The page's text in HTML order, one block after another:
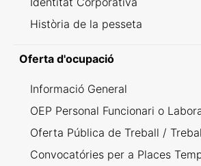
Història de la pesseta
Oferta d'ocupació
Informació General
OEP Personal Funcionari o
Oferta Pública de Treball /
Convocatóries per a Places